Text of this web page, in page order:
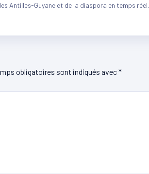
Antilles-Guyane et de la diaspora en temps réel.
obligatoires sont indiqués avec*